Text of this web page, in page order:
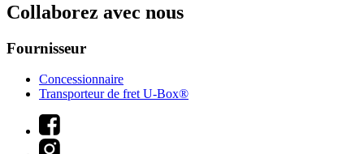
Collaborez avec nous
Fournisseur
Concessionnaire
Transporteur de fret U-Box®